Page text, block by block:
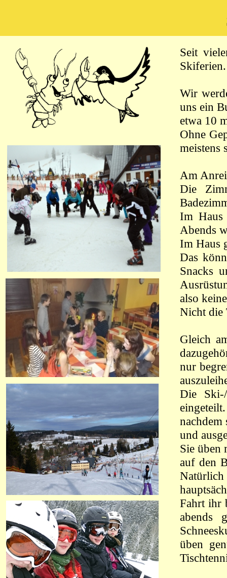
Seit
Wir
uns ein
etwa 10
Ohne
meistens
Am
Die
Im Haus
Abends
Im Haus
Das
Snacks
also
Nicht die
Gleich
nur
Die
nachdem
und
Sie üben
auf den
Fahrt ihr
abends
üben